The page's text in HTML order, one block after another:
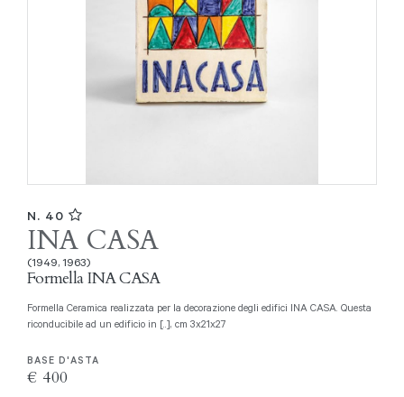
N. 40
INA CASA
(1949, 1963)
Formella INA CASA
Formella Ceramica realizzata per la decorazione degli edifici INA CASA. Questa
riconducibile ad un edificio in [..], cm 3x21x27
BASE D'ASTA
€ 400